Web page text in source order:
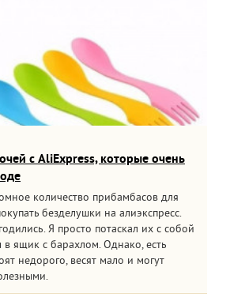
с AliExpress, которые очень
количество прибамбасов для
безделушки на алиэкспресс.
Я просто потаскал их с собой
ящик с барахлом. Однако, есть
недорого, весят мало и могут